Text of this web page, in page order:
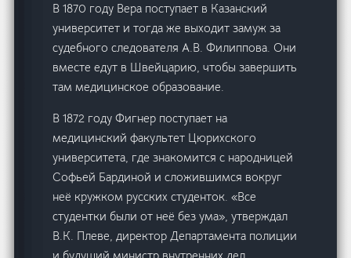
В 1870 году Вера поступает в Казанский
университет и тогда же выходит замуж за
судебного следователя А.В. Филиппова. Они
вместе едут в Швейцарию, чтобы завершить
там медицинское образование.
В 1872 году Фигнер поступает на
медицинский факультет Цюрихского
университета, где знакомится с народницей
Софьей Бардиной и сложившимся вокруг
неё кружком русских студенток. «Все
студентки были от неё без ума», утверждал
В.К. Плеве, директор Департамента полиции